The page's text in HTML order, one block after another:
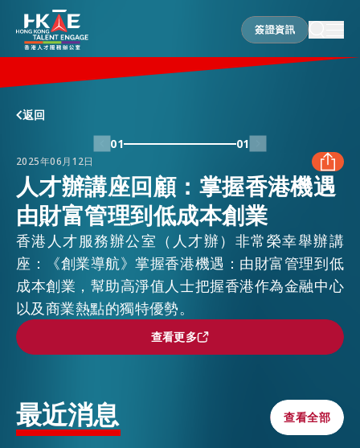
簽證資訊
簽證資訊
香港優勢
居港須知
人才支援
就業資訊
在港營商
活動情報
返回
01
01
2025年06月12日
FACEBOOK
LINKEDIN
WECHAT
EMAIL
人才辦講座回顧：掌握香港機遇
由財富管理到低成本創業
香港人才服務辦公室（人才辦）非常榮幸舉辦講
座：《創業導航》掌握香港機遇：由財富管理到低
成本創業，幫助高淨值人士把握香港作為金融中心
以及商業熱點的獨特優勢。
查看更多
查看更多
最近消息 查看全部
查看全部